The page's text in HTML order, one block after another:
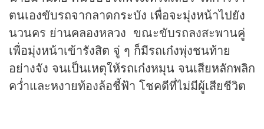
ตนเองขับรถจากลาดกระบัง เพื่อจะมุ่งหน้าไปยัง
นวนคร ย่านคลองหลวง ขณะขับรถลงสะพานคู่
เพื่อมุ่งหน้าเข้ารังสิต จู่ ๆ ก็มีรถเก๋งพุ่งชนท้าย
อย่างจัง จนเป็นเหตุให้รถเก๋งหมุน จนเสียหลักพลิก
คว่ำและหงายท้องล้อชี้ฟ้า โชคดีที่ไม่มีผู้เสียชีวิต